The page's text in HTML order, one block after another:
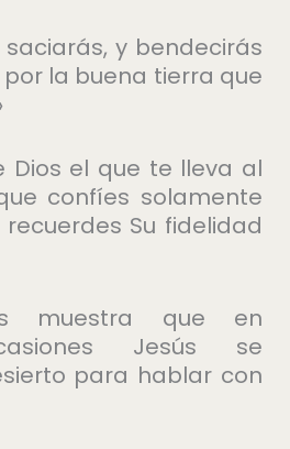
y bendecirás
por la buena tierra que
Dios el que te lleva al
confíes solamente
Su fidelidad
muestra que en
Jesús se
para hablar con